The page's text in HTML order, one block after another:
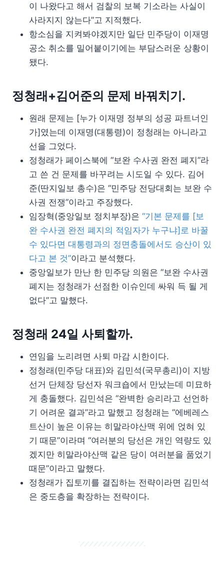
이 나왔다고 해서 검찰의 보복 기소라는 사실이
사라지지 않는다”고 지적했다.
항소심을 지켜봐야겠지만 일단 민주당이 이재명
공소 취소를 밀어붙이기에는 부담스러운 상황이
됐다.
정청래+김어준의 문제 바꿔치기.
원래 문제는 [누가 이재명 정부의 성공 파트너인
가]였는데 이재명(대통령)이 정청래는 아니라고
선을 그었다.
정청래가 페이스북에 “보완 수사권 완전 폐지”라
고 쓴 건 문제를 바꾸려는 시도일 수 있다. 김어
준(딴지일보 총수)은 “민주당 전당대회는 보완 수
사권 전쟁”이라고 주장했다.
임장혁(중앙일보 정치부장)은 “기본 문제를 [보
완 수사권 완전 폐지의 적임자가 누구냐]로 바꿀
수 있다면 대통령과의 정면충돌에서도 승산이 있
다고 본 것”이라고 분석했다.
중앙일보가 만난 한 민주당 의원은 “보완 수사권
폐지는 정청래가 선점한 이슈인데 싸워 득 될 게
없다”고 말했다.
정청래 24일 사퇴할까.
연임을 노리려면 사퇴 마감 시한이다.
정청래(민주당 대표)와 김민석(국무총리)이 지방
선거 단체장 당선자 워크숍에서 만났는데 미묘하
게 충돌했다. 김민석은 “완벽한 승리라고 선언하
기 어려운 결과”라고 말했고 정청래는 “에베레스
트산이 높은 이유는 히말라야산맥 위에 얹혀 있
기 때문”이라며 “여러분의 당선은 개인 역량도 있
겠지만 히말라야산맥 같은 당이 여러분을 품었기
때문”이라고 말했다.
정청래가 집토끼를 결집하는 전략이라면 김민석
은 중도층을 확장하는 전략이다.